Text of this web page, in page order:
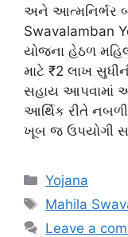
અને આત્મનિર્ભર
Swavalamban
યોજના હેઠળ
માટે ₹2 લાખ
સહાય આપવામાં
આર્થિક રીતે
ખૂબ જ ઉપયોગી
Categories
Yojana
Tags
Mahila
Leave a